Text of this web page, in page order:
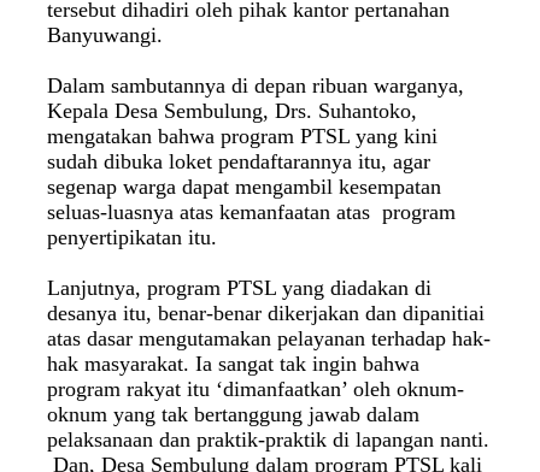
tersebut dihadiri oleh pihak kantor pertanahan
Banyuwangi.
Dalam sambutannya di depan ribuan warganya,
Kepala Desa Sembulung, Drs. Suhantoko,
mengatakan bahwa program PTSL yang kini
sudah dibuka loket pendaftarannya itu, agar
segenap warga dapat mengambil kesempatan
seluas-luasnya atas kemanfaatan atas program
penyertipikatan itu.
Lanjutnya, program PTSL yang diadakan di
desanya itu, benar-benar dikerjakan dan dipanitiai
atas dasar mengutamakan pelayanan terhadap hak-
hak masyarakat. Ia sangat tak ingin bahwa
program rakyat itu ‘dimanfaatkan’ oleh oknum-
oknum yang tak bertanggung jawab dalam
pelaksanaan dan praktik-praktik di lapangan nanti.
Dan, Desa Sembulung dalam program PTSL kali